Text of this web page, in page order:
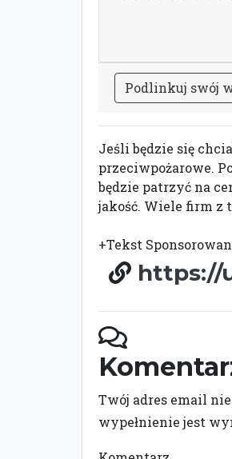
Podlinkuj swój
Jeśli będzie się
przeciwpożarowe.
będzie patrzyć na
jakość. Wiele firm z
+Tekst
https://
Twój adres email
wypełnienie jest